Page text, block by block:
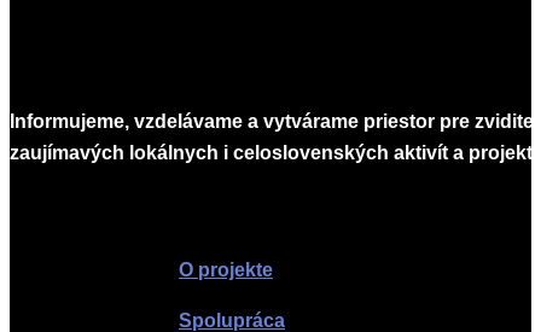
Informujeme, vzdelávame a vytvárame priestor pre
zaujímavých lokálnych i celoslovenských aktivít a
O projekte
Spolupráca